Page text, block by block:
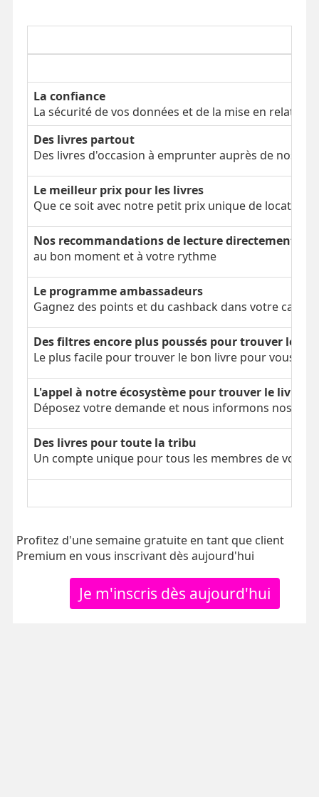
La confiance
La sécurité de vos données et de la mise en relation
Des livres partout
Des livres d'occasion à emprunter auprès de nos
Le meilleur prix pour les livres
Que ce soit avec notre petit prix unique de location
Nos recommandations de lecture directement
au bon moment et à votre rythme
Le programme ambassadeurs
Gagnez des points et du cashback dans votre
Des filtres encore plus poussés pour trouver le
Le plus facile pour trouver le bon livre pour vous
L'appel à notre écosystème pour trouver le livre
Déposez votre demande et nous informons nos
Des livres pour toute la tribu
Un compte unique pour tous les membres de votre
Profitez d'une semaine gratuite en tant que client
Premium en vous inscrivant dès aujourd'hui
Je m'inscris dès aujourd'hui